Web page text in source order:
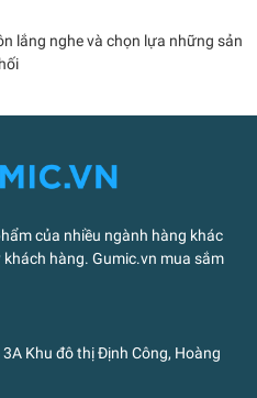
lắng nghe và chọn lựa những sản
của nhiều ngành hàng khác
hàng. Gumic.vn mua sắm
Khu đô thị Định Công, Hoàng